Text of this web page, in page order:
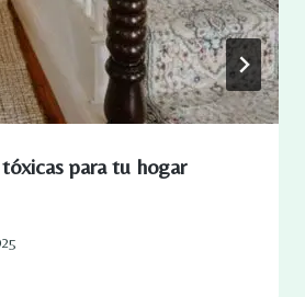
para tu hogar